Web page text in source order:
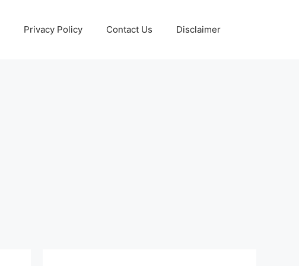
Privacy Policy Contact Us Disclaimer